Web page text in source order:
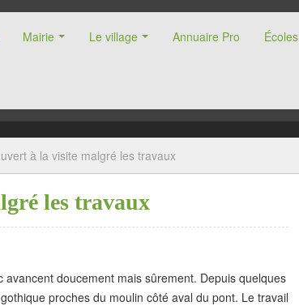
Mairie Le village Annuaire Pro Écoles
à la visite malgré les travaux
les travaux
doucement mais sûrement. Depuis quelques
proches du moulin côté aval du pont. Le travail